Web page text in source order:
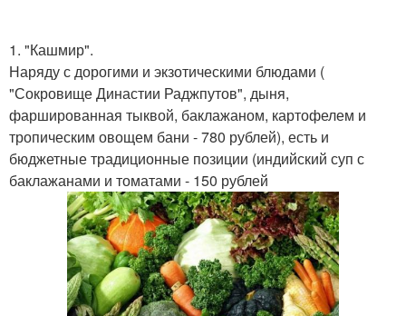
1. "Кашмир".
Наряду с дорогими и экзотическими блюдами (
"Сокровище Династии Раджпутов", дыня,
фаршированная тыквой, баклажаном, картофелем и
тропическим овощем бани - 780 рублей), есть и
бюджетные традиционные позиции (индийский суп с
баклажанами и томатами - 150 рублей